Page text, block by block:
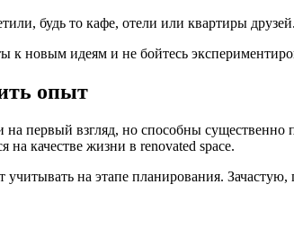
будь то кафе, отели или квартиры друзей.
новым идеям и не бойтесь
опыт
первый взгляд, но способны существенно
качестве жизни в renovated space.
на этапе планирования.